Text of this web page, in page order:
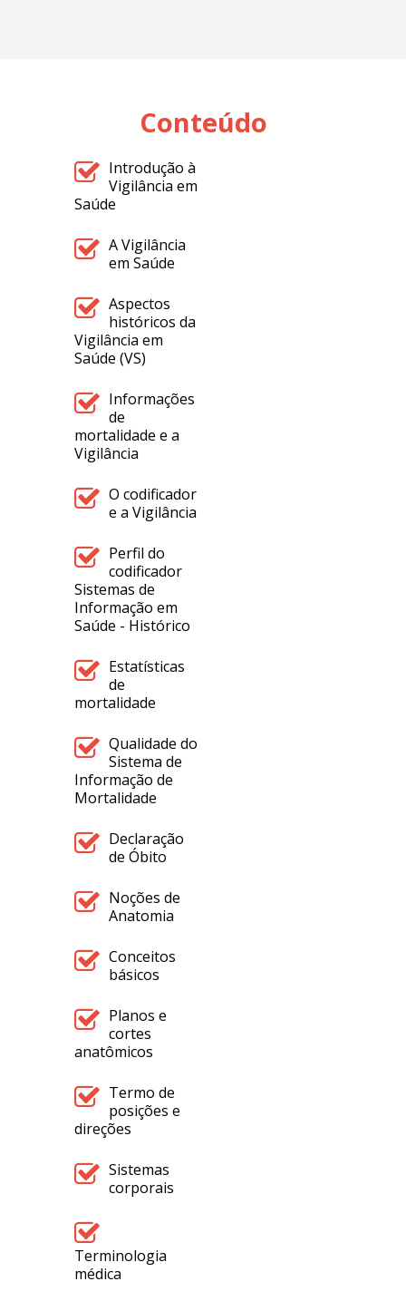
Conteúdo
Introdução à
Vigilância em
Saúde
A Vigilância
em Saúde
Aspectos
históricos da
Vigilância em
Saúde (VS)
Informações
de
mortalidade e a
Vigilância
O codificador
e a Vigilância
Perfil do
codificador
Sistemas de
Informação em
Saúde - Histórico
Estatísticas
de
mortalidade
Qualidade do
Sistema de
Informação de
Mortalidade
Declaração
de Óbito
Noções de
Anatomia
Conceitos
básicos
Planos e
cortes
anatômicos
Termo de
posições e
direções
Sistemas
corporais
Terminologia
médica